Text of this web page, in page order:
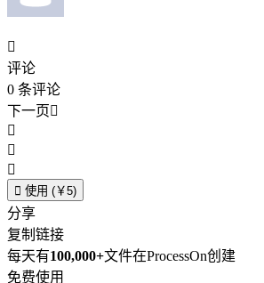

评论
0 条评论
下一页



 使用 (￥5)
分享
复制链接
每天有100,000+文件在ProcessOn创建
免费使用